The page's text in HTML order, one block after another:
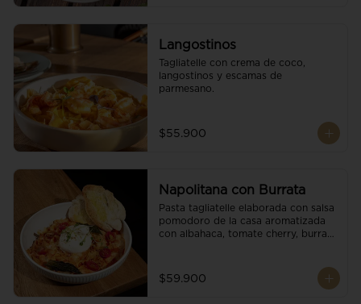
Langostinos
Tagliatelle con crema de coco,
langostinos y escamas de
parmesano.
$55.900
Napolitana con Burrata
Pasta tagliatelle elaborada con salsa
pomodoro de la casa aromatizada
con albahaca, tomate cherry, burrata
$59.900